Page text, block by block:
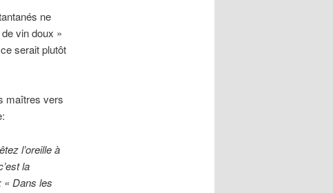
ne
vin doux »
serait plutôt
maîtres vers
l’oreille à
la
« Dans les